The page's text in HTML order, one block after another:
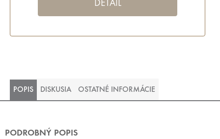
DETAIL
POPIS DISKUSIA OSTATNÉ INFORMÁCIE
PODROBNÝ POPIS